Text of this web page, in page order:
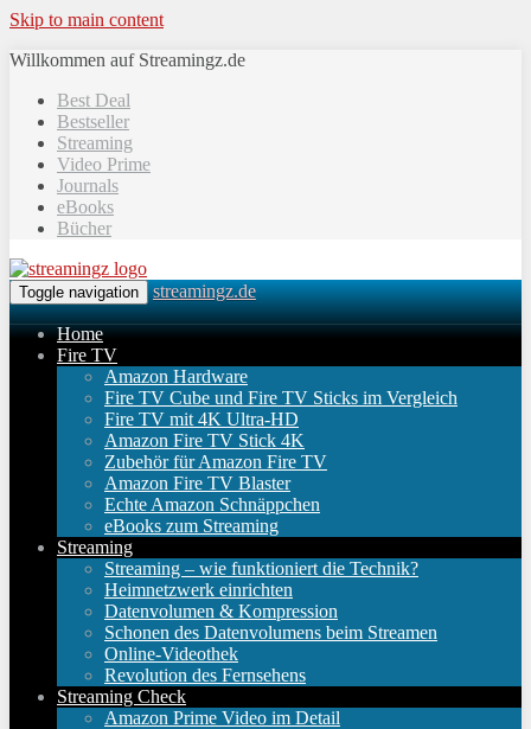
Skip to main content
Willkommen auf Streamingz.de
Best Deal
Bestseller
Streaming
Video Prime
Journals
eBooks
Bücher
Toggle navigation streamingz.de
Home
Fire TV
Amazon Hardware
Fire TV Cube und Fire TV Sticks im Vergleich
Fire TV mit 4K Ultra-HD
Amazon Fire TV Stick 4K
Zubehör für Amazon Fire TV
Amazon Fire TV Blaster
Echte Amazon Schnäppchen
eBooks zum Streaming
Streaming
Streaming – wie funktioniert die Technik?
Heimnetzwerk einrichten
Datenvolumen & Kompression
Schonen des Datenvolumens beim Streamen
Online-Videothek
Revolution des Fernsehens
Streaming Check
Amazon Prime Video im Detail